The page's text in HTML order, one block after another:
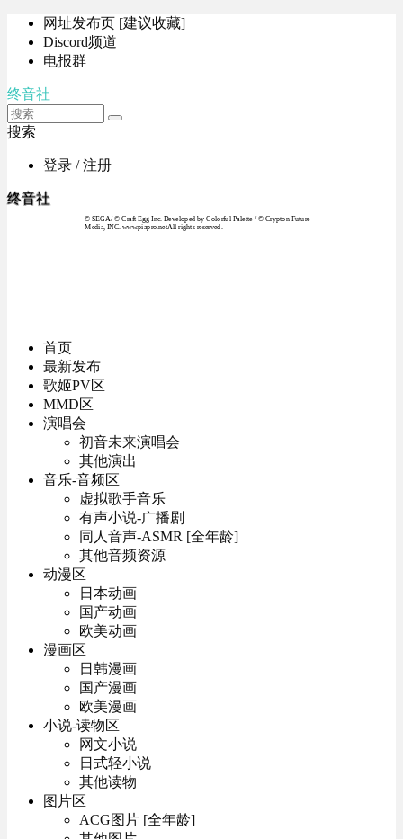
网址发布页 [建议收藏]
Discord频道
电报群
终音社
搜索
登录 / 注册
终音社
© SEGA / © Craft Egg Inc. Developed by Colorful Palette / © Crypton Future
Media, INC. www.piapro.netAll rights reserved.
首页
最新发布
歌姬PV区
MMD区
演唱会
初音未来演唱会
其他演出
音乐-音频区
虚拟歌手音乐
有声小说-广播剧
同人音声-ASMR [全年龄]
其他音频资源
动漫区
日本动画
国产动画
欧美动画
漫画区
日韩漫画
国产漫画
欧美漫画
小说-读物区
网文小说
日式轻小说
其他读物
图片区
ACG图片 [全年龄]